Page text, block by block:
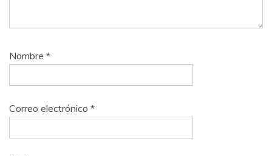
Nombre *
Correo electrónico *